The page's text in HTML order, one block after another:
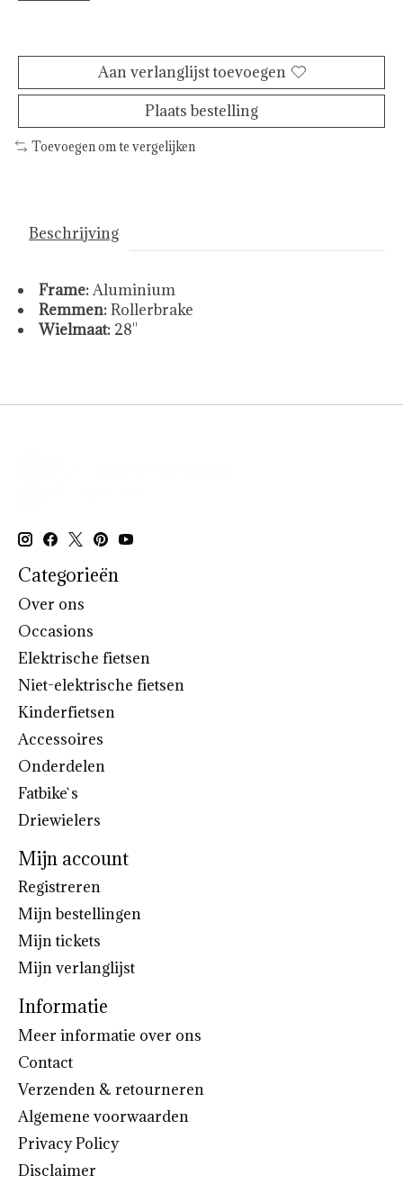
Aan verlanglijst toevoegen
Plaats bestelling
Toevoegen om te vergelijken
Beschrijving
Frame:Aluminium
Remmen:Rollerbrake
Wielmaat: 28''
Categorieën
Over ons
Occasions
Elektrische fietsen
Niet-elektrische fietsen
Kinderfietsen
Accessoires
Onderdelen
Fatbike`s
Driewielers
Mijn account
Registreren
Mijn bestellingen
Mijn tickets
Mijn verlanglijst
Informatie
Meer informatie over ons
Contact
Verzenden & retourneren
Algemene voorwaarden
Privacy Policy
Disclaimer